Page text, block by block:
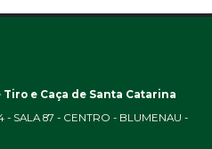
Tiro e Caça de Santa Catarina
SALA 87 - CENTRO - BLUMENAU -